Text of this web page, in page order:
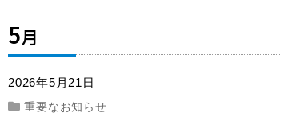
5月
2026年5月21日
重要なお知らせ